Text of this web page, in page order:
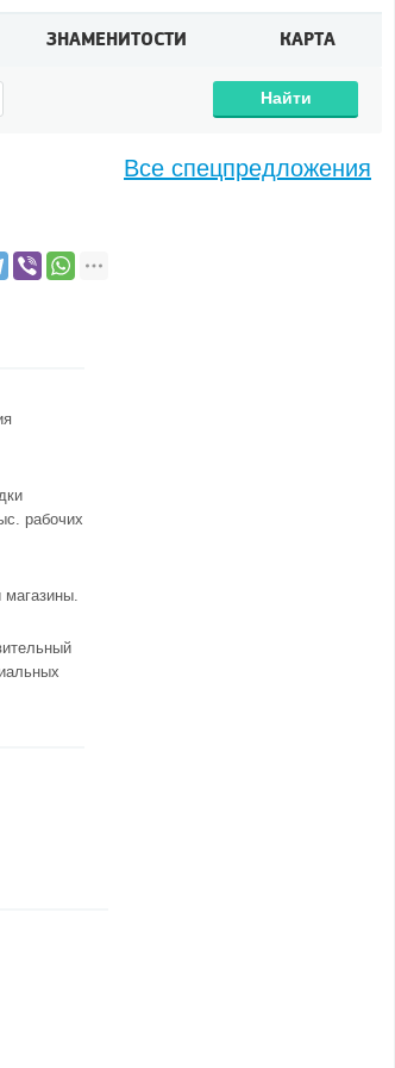
ЗНАМЕНИТОСТИ КАРТА
Найти
рабочих
магазины.
Все спецпредложения